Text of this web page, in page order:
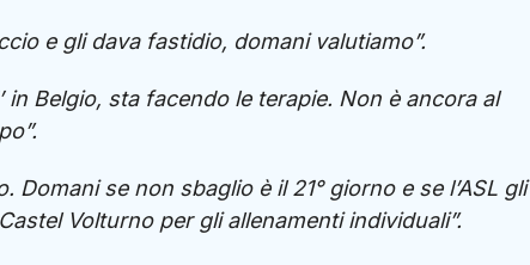
e gli dava fastidio, domani valutiamo”.
in Belgio, sta facendo le terapie. Non è ancora al
Domani se non sbaglio è il 21° giorno e se l’ASL gli
Volturno per gli allenamenti individuali”.